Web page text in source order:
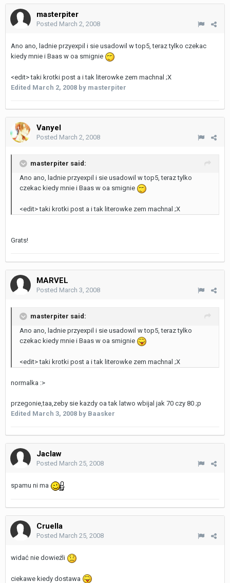
masterpiter
Posted March 2, 2008
Ano ano, ladnie przyexpil i sie usadowil w top5, teraz tylko czekac
kiedy mnie i Baas w oa smignie
<edit> taki krotki post a i tak literowke zem machnal ;X
Edited March 2, 2008 by masterpiter
Vanyel
Posted March 2, 2008
masterpiter said:
Ano ano, ladnie przyexpil i sie usadowil w top5, teraz tylko
czekac kiedy mnie i Baas w oa smignie
<edit> taki krotki post a i tak literowke zem machnal ;X
Grats!
MARVEL
Posted March 3, 2008
masterpiter said:
Ano ano, ladnie przyexpil i sie usadowil w top5, teraz tylko
czekac kiedy mnie i Baas w oa smignie
<edit> taki krotki post a i tak literowke zem machnal ;X
normalka :>
przegonie,taa,zeby sie kazdy oa tak latwo wbijal jak 70 czy 80 ;p
Edited March 3, 2008 by Baasker
Jaclaw
Posted March 25, 2008
spamu ni ma
Cruella
Posted March 25, 2008
widać nie dowieźli
ciekawe kiedy dostawa